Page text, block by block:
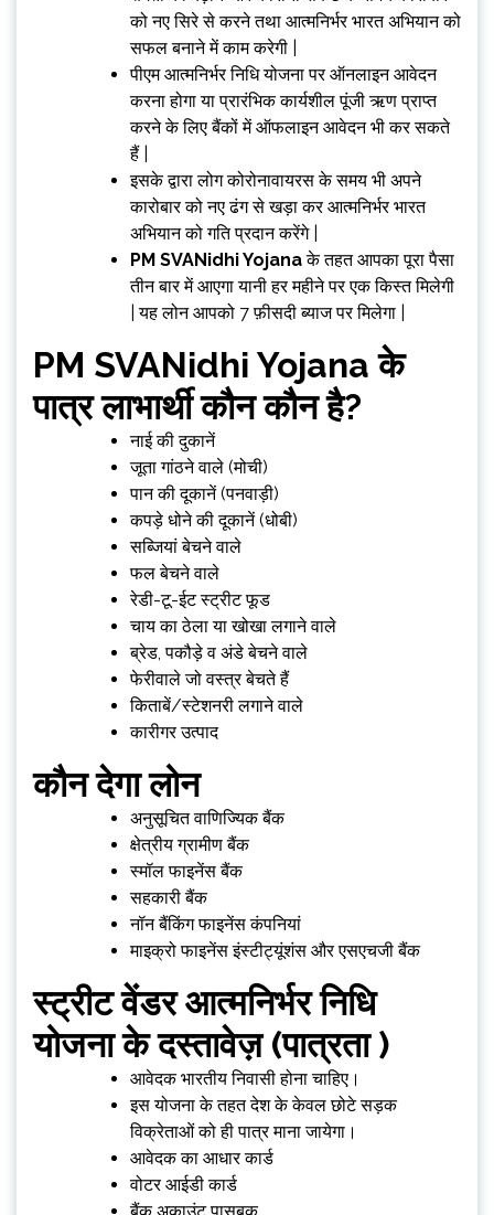
को नए सिरे से करने तथा आत्मनिर्भर भारत अभियान को
सफल बनाने में काम करेगी |
पीएम आत्मनिर्भर निधि योजना पर ऑनलाइन आवेदन
करना होगा या प्रारंभिक कार्यशील पूंजी ऋण प्राप्त
करने के लिए बैंकों में ऑफलाइन आवेदन भी कर सकते
हैं |
इसके द्वारा लोग कोरोनावायरस के समय भी अपने
कारोबार को नए ढंग से खड़ा कर आत्मनिर्भर भारत
अभियान को गति प्रदान करेंगे |
PM SVANidhi Yojanaके तहत आपका पूरा पैसा
तीन बार में आएगा यानी हर महीने पर एक किस्त मिलेगी
| यह लोन आपको 7 फ़ीसदी ब्याज पर मिलेगा |
PM SVANidhi Yojana के
पात्र लाभार्थी कौन कौन है?
नाई की दुकानें
जूता गांठने वाले (मोची)
पान की दूकानें (पनवाड़ी)
कपड़े धोने की दूकानें (धोबी)
सब्जियां बेचने वाले
फल बेचने वाले
रेडी-टू-ईट स्ट्रीट फूड
चाय का ठेला या खोखा लगाने वाले
ब्रेड, पकौड़े व अंडे बेचने वाले
फेरीवाले जो वस्त्र बेचते हैं
किताबें/स्टेशनरी लगाने वाले
कारीगर उत्पाद
कौन देगा लोन
अनुसूचित वाणिज्यिक बैंक
क्षेत्रीय ग्रामीण बैंक
स्मॉल फाइनेंस बैंक
सहकारी बैंक
नॉन बैंकिंग फाइनेंस कंपनियां
माइक्रो फाइनेंस इंस्टीट्यूंशंस और एसएचजी बैंक
स्ट्रीट वेंडर आत्मनिर्भर निधि
योजना के दस्तावेज़ (पात्रता )
आवेदक भारतीय निवासी होना चाहिए।
इस योजना के तहत देश के केवल छोटे सड़क
विक्रेताओं को ही पात्र माना जायेगा।
आवेदक का आधार कार्ड
वोटर आईडी कार्ड